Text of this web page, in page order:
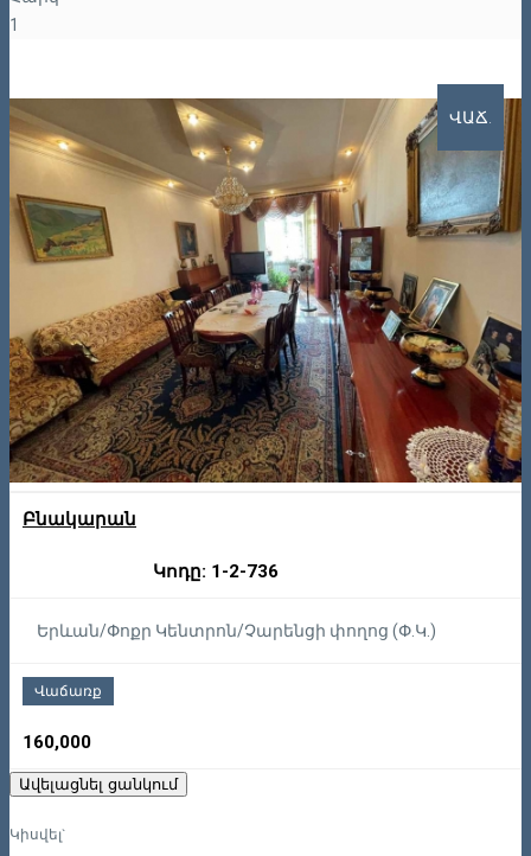
1
ՎԱՃ.
Բնակարան
Կոդը: 1-2-736
Երևան/Փոքր Կենտրոն/Չարենցի փողոց (Փ.Կ.)
Վաճառք
160,000
Ավելացնել ցանկում
Կիսվել`